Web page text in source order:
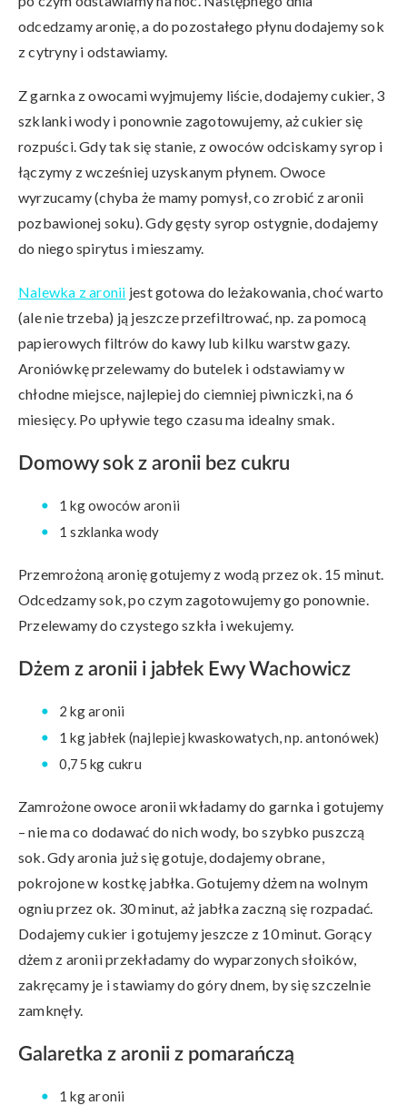
odcedzamy aronię, a do pozostałego płynu dodajemy sok
z cytryny i odstawiamy.
Z garnka z owocami wyjmujemy liście, dodajemy cukier, 3
szklanki wody i ponownie zagotowujemy, aż cukier się
rozpuści. Gdy tak się stanie, z owoców odciskamy syrop i
łączymy z wcześniej uzyskanym płynem. Owoce
wyrzucamy (chyba że mamy pomysł, co zrobić z aronii
pozbawionej soku). Gdy gęsty syrop ostygnie, dodajemy
do niego spirytus i mieszamy.
Nalewka z aronii jest gotowa do leżakowania, choć warto
(ale nie trzeba) ją jeszcze przefiltrować, np. za pomocą
papierowych filtrów do kawy lub kilku warstw gazy.
Aroniówkę przelewamy do butelek i odstawiamy w
chłodne miejsce, najlepiej do ciemniej piwniczki, na 6
miesięcy. Po upływie tego czasu ma idealny smak.
Domowy sok z aronii bez cukru
1 kg owoców aronii
1 szklanka wody
Przemrożoną aronię gotujemy z wodą przez ok. 15 minut.
Odcedzamy sok, po czym zagotowujemy go ponownie.
Przelewamy do czystego szkła i wekujemy.
Dżem z aronii i jabłek Ewy Wachowicz
2 kg aronii
1 kg jabłek (najlepiej kwaskowatych, np. antonówek)
0,75 kg cukru
Zamrożone owoce aronii wkładamy do garnka i gotujemy
– nie ma co dodawać do nich wody, bo szybko puszczą
sok. Gdy aronia już się gotuje, dodajemy obrane,
pokrojone w kostkę jabłka. Gotujemy dżem na wolnym
ogniu przez ok. 30 minut, aż jabłka zaczną się rozpadać.
Dodajemy cukier i gotujemy jeszcze z 10 minut. Gorący
dżem z aronii przekładamy do wyparzonych słoików,
zakręcamy je i stawiamy do góry dnem, by się szczelnie
zamknęły.
Galaretka z aronii z pomarańczą
1 kg aronii